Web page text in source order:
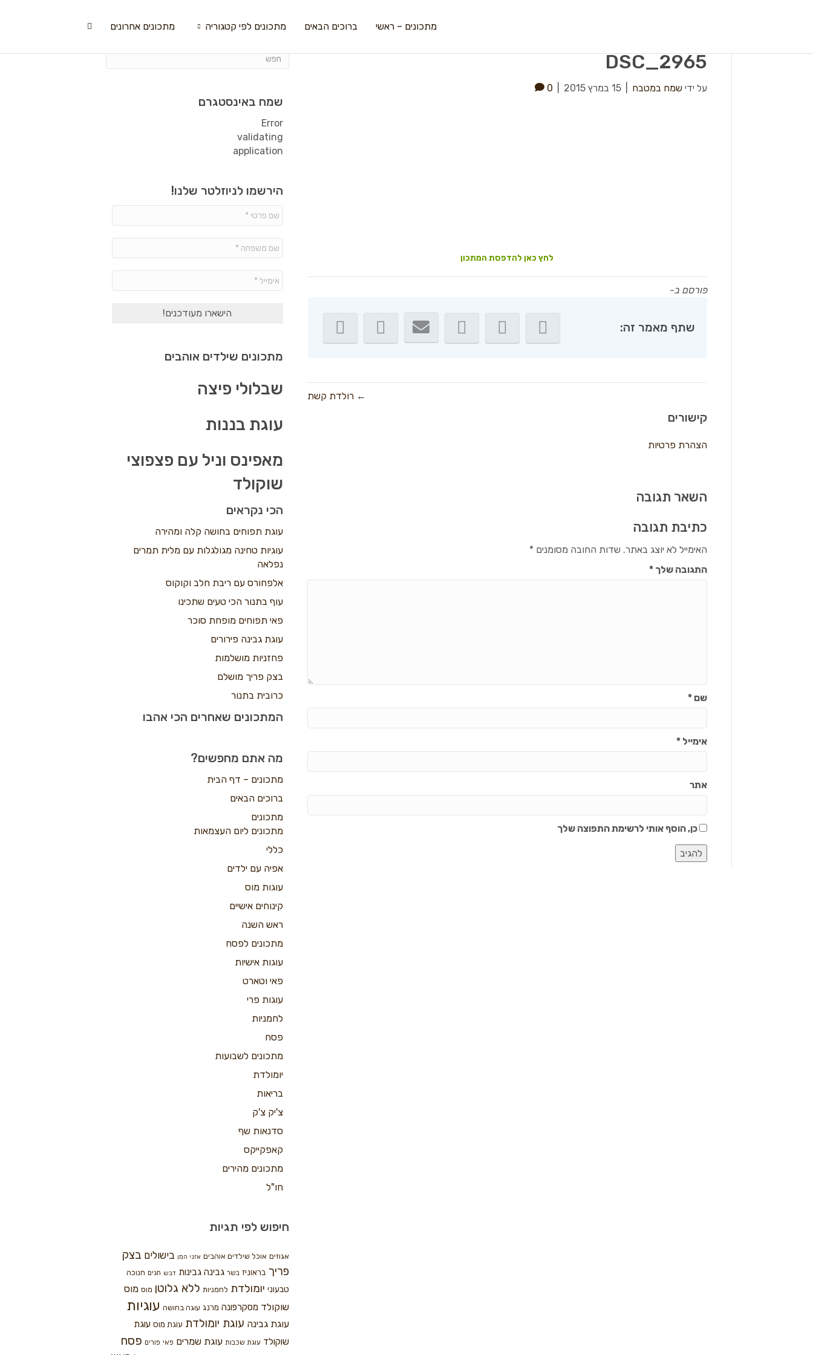
מתכונים – ראשי ברוכים הבאים מתכונים לפי קטגוריה מתכונים אחרונים
DSC_2965
על ידי שמח במטבח 15 במרץ 2015 0
לחץ כאן להדפסת המתכון
פורסם ב-
שתף מאמר זה:
← רולדת קשת
קישורים
הצהרת פרטיות
השאר תגובה
כתיבת תגובה
האימייל לא יוצג באתר. שדות החובה מסומנים*
התגובה שלך*
שם*
אימייל*
אתר
כן, הוסף אותי לרשימת התפוצה שלך
שמח באינסטגרם
Error
validating
application
הירשמו לניוזלטר שלנו!
פרטי
משפחה
*
מתכונים שילדים אוהבים
שבלולי פיצה
עוגת בננות
מאפינס וניל עם פצפוצי
שוקולד
הכי נקראים
עוגת תפוחים בחושה קלה ומהירה
עוגיות טחינה מגולגלות עם מלית תמרים
נפלאה
אלפחורס עם ריבת חלב וקוקוס
עוף בתנור הכי טעים שתכינו
פאי תפוחים מופחת סוכר
עוגת גבינה פירורים
פחזניות מושלמות
בצק פריך מושלם
כרובית בתנור
המתכונים שאחרים הכי אהבו
מה אתם מחפשים?
מתכונים – דף הבית
ברוכים הבאים
מתכונים
מתכונים ליום העצמאות
כללי
אפיה עם ילדים
עוגות מוס
קינוחים אישיים
ראש השנה
מתכונים לפסח
עוגות אישיות
פאי וטארט
עוגות פרי
לחמניות
פסח
מתכונים לשבועות
יומולדת
בריאות
צ'יק צ'ק
סדנאות שף
קאפקייקס
מתכונים מהירים
חו"ל
חיפוש לפי תגיות
אגוזים אוכל שילדים אוהבים אזני המן בישולים בצק
פריך בראוניז בשר גבינה גבינות דבש חגים חנוכה
טבעוני יומולדת לחמניות ללא גלוטן מוס מוס
שוקולד מסקרפונה מרנג עוגה בחושה עוגיות
עוגת גבינה עוגת יומולדת עוגת מוס עוגת
שוקולד עוגת שכבות עוגת שמרים פאי פורים פסח